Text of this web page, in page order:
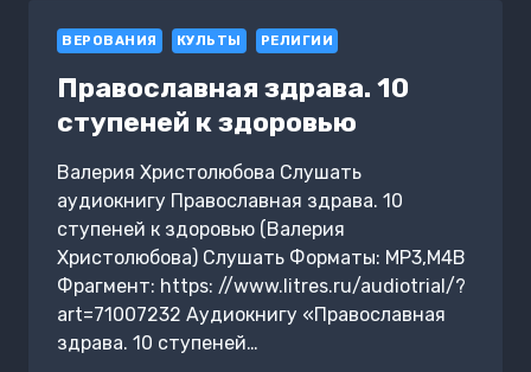
ВЕРОВАНИЯ КУЛЬТЫ РЕЛИГИИ
Православная здрава. 10
ступеней к здоровью
Валерия Христолюбова Слушать
аудиокнигу Православная здрава. 10
ступеней к здоровью (Валерия
Христолюбова) Слушать Форматы: MP3,M4B
Фрагмент: https: //www.litres.ru/audiotrial/?
art=71007232 Аудиокнигу «Православная
здрава. 10 ступеней…